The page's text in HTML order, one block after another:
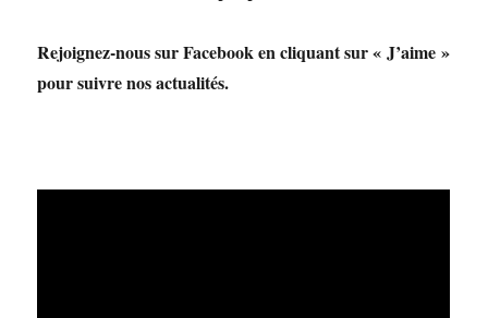
Rejoignez-nous sur Facebook en cliquant sur « J’aime »
pour suivre nos actualités.